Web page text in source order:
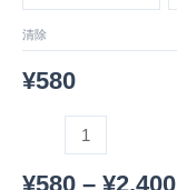
清除
¥580
¥580 – ¥2,400